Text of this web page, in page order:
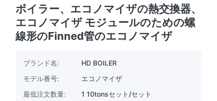
ボイラー、エコノマイザの熱交換器、
エコノマイザ モジュールのための螺
線形のFinned管のエコノマイザ
ブランド名:
HD BOILER
モデル番号:
エコノマイザ
最低注文数量:
1 10tonsセット/セット